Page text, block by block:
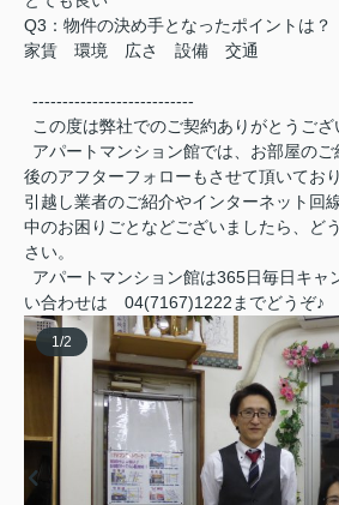
Q3：物件の決め手となったポイントは？
家賃 環境 広さ 設備 交通
---------------------------
この度は弊社でのご契約ありがとうござ
アパートマンション館では、お部屋の
後のアフターフォローもさせて頂いてお
引越し業者のご紹介やインターネット回
中のお困りごとなどございましたら、ど
さい。
アパートマンション館は365日毎日キャ
い合わせは 04(7167)1222までどうぞ♪
1/2